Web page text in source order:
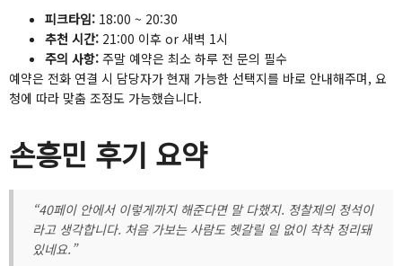
피크타임: 18:00 ~ 20:30
추천 시간: 21:00 이후 or 새벽 1시
주의 사항: 주말 예약은 최소 하루 전 문의 필수
예약은 전화 연결 시 담당자가 현재 가능한 선택지를 바로 안내해주며, 요
청에 따라 맞춤 조정도 가능했습니다.
손흥민 후기 요약
“40페이 안에서 이렇게까지 해준다면 말 다했지. 정찰제의 정석이
라고 생각합니다. 처음 가보는 사람도 헷갈릴 일 없이 착착 정리돼
있네요.”